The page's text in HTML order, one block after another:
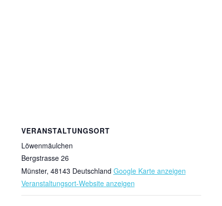
VERANSTALTUNGSORT
Löwenmäulchen
Bergstrasse 26
Münster, 48143 Deutschland Google Karte anzeigen
Veranstaltungsort-Website anzeigen